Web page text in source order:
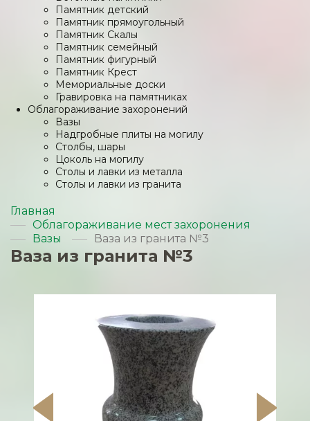
Памятник детский
Памятник прямоугольный
Памятник Скалы
Памятник семейный
Памятник фигурный
Памятник Крест
Мемориальные доски
Гравировка на памятниках
Облагораживание захоронений
Вазы
Надгробные плиты на могилу
Столбы, шары
Цоколь на могилу
Столы и лавки из металла
Столы и лавки из гранита
Главная
Облагораживание мест захоронения
Вазы
Ваза из гранита №3
Ваза из гранита №3